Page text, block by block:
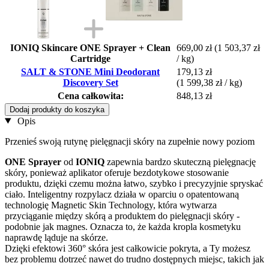
IONIQ Skincare ONE Sprayer + Clean
Cartridge
669,00 zł (1 503,37 zł
/ kg)
SALT & STONE Mini Deodorant
Discovery Set
179,13 zł
(1 599,38 zł / kg)
Cena całkowita:
848,13 zł
Dodaj produkty do koszyka
Opis
Przenieś swoją rutynę pielęgnacji skóry na zupełnie nowy poziom
ONE Sprayer od IONIQ zapewnia bardzo skuteczną pielęgnację
skóry, ponieważ aplikator oferuje bezdotykowe stosowanie
produktu, dzięki czemu można łatwo, szybko i precyzyjnie spryskać
ciało. Inteligentny rozpylacz działa w oparciu o opatentowaną
technologię Magnetic Skin Technology, która wytwarza
przyciąganie między skórą a produktem do pielęgnacji skóry -
podobnie jak magnes. Oznacza to, że każda kropla kosmetyku
naprawdę ląduje na skórze.
Dzięki efektowi 360° skóra jest całkowicie pokryta, a Ty możesz
bez problemu dotrzeć nawet do trudno dostępnych miejsc, takich jak